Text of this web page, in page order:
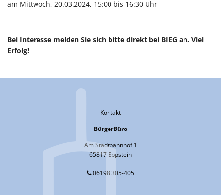
am Mittwoch, 20.03.2024, 15:00 bis 16:30 Uhr
Bei Interesse melden Sie sich bitte direkt bei BIEG an. Viel
Erfolg!
Kontakt
BürgerBüro
Am Stadtbahnhof 1
65817 Eppstein
06198 305-405